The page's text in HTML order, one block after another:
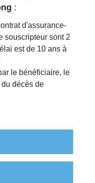
:
d'assurance-
souscripteur sont 2
est de 10 ans à
le bénéficiaire, le
décès de